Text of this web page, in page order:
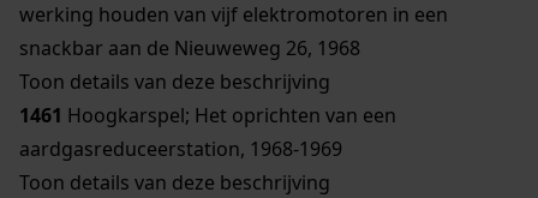
werking houden van vijf elektromotoren in een
snackbar aan de Nieuweweg 26, 1968
Toon details van deze beschrijving
1461 Hoogkarspel; Het oprichten van een
aardgasreduceerstation, 1968-1969
Toon details van deze beschrijving